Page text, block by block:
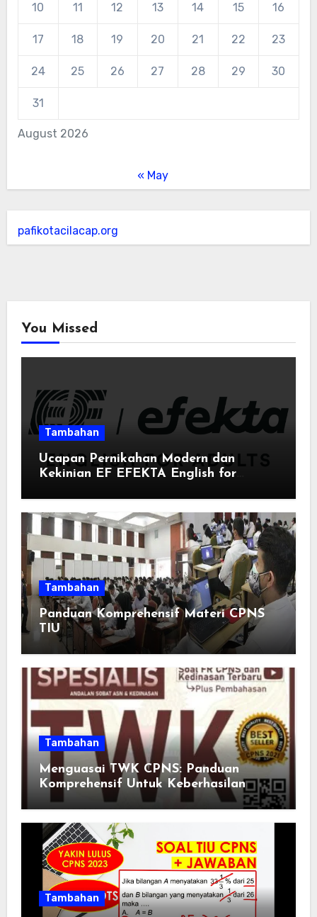
August 2026
10 11 12 13 14 15 16
17 18 19 20 21 22 23
24 25 26 27 28 29 30
31
« May
pafikotacilacap.org
You Missed
Tambahan
Ucapan Pernikahan Modern dan
Kekinian EF EFEKTA English for
Momen Spesial Semakin Berarti
Tambahan
Panduan Komprehensif Materi CPNS
TIU
Tambahan
Menguasai TWK CPNS: Panduan
Komprehensif Untuk Keberhasilan
Tambahan